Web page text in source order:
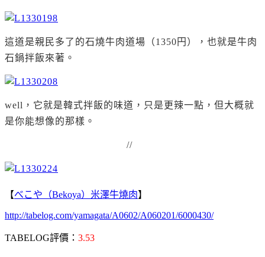
這道是親民多了的石燒牛肉道場（1350円），也就是牛肉
石鍋拌飯來著。
well，它就是韓式拌飯的味道，只是更辣一點，但大概就
是你能想像的那樣。
//
【べこや（Bekoya）米澤牛燒肉】
http://tabelog.com/yamagata/A0602/A060201/6000430/
TABELOG評價： 3.53